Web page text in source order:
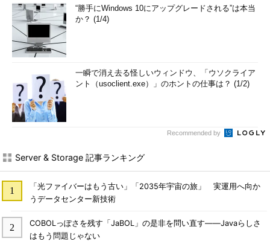
“勝手にWindows 10にアップグレードされる”は本当
か？ (1/4)
一瞬で消え去る怪しいウィンドウ、「ウソクライア
ント（usoclient.exe）」のホントの仕事は？ (1/2)
Recommended by
Server & Storage 記事ランキング
「光ファイバーはもう古い」「2035年宇宙の旅」 実運用へ向か
うデータセンター新技術
COBOLっぽさを残す「JaBOL」の是非を問い直す――Javaらしさ
はもう問題じゃない